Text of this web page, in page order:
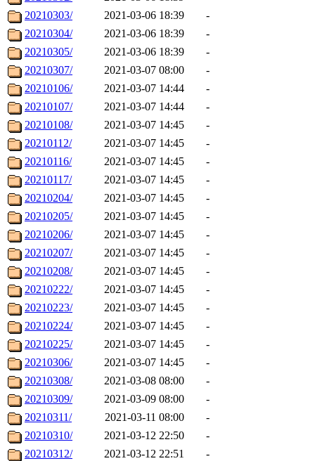
20210303/
2021-03-06 18:39
-
20210304/
2021-03-06 18:39
-
20210305/
2021-03-06 18:39
-
20210307/
2021-03-07 08:00
-
20210106/
2021-03-07 14:44
-
20210107/
2021-03-07 14:44
-
20210108/
2021-03-07 14:45
-
20210112/
2021-03-07 14:45
-
20210116/
2021-03-07 14:45
-
20210117/
2021-03-07 14:45
-
20210204/
2021-03-07 14:45
-
20210205/
2021-03-07 14:45
-
20210206/
2021-03-07 14:45
-
20210207/
2021-03-07 14:45
-
20210208/
2021-03-07 14:45
-
20210222/
2021-03-07 14:45
-
20210223/
2021-03-07 14:45
-
20210224/
2021-03-07 14:45
-
20210225/
2021-03-07 14:45
-
20210306/
2021-03-07 14:45
-
20210308/
2021-03-08 08:00
-
20210309/
2021-03-09 08:00
-
20210311/
2021-03-11 08:00
-
20210310/
2021-03-12 22:50
-
20210312/
2021-03-12 22:51
-